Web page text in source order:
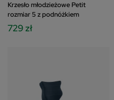
Krzesło młodzieżowe Petit
rozmiar 5 z podnóżkiem
729 zł